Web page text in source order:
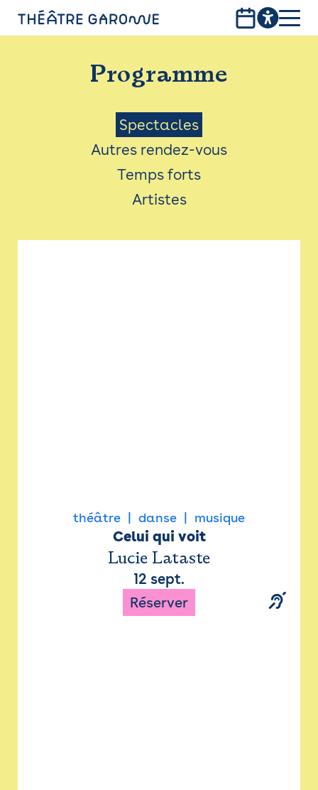
PROGRAMME
INFOS PRATIQUES
AVEC LES PUBLICS
ACCESSIBILITÉ
LES PRODUCTIONS
Programme
Menu
Saison
Spectacles
Autres rendez-vous
Temps forts
Artistes
théâtre danse musique
Celui qui voit
Lucie Lataste
12 sept.
Réserver